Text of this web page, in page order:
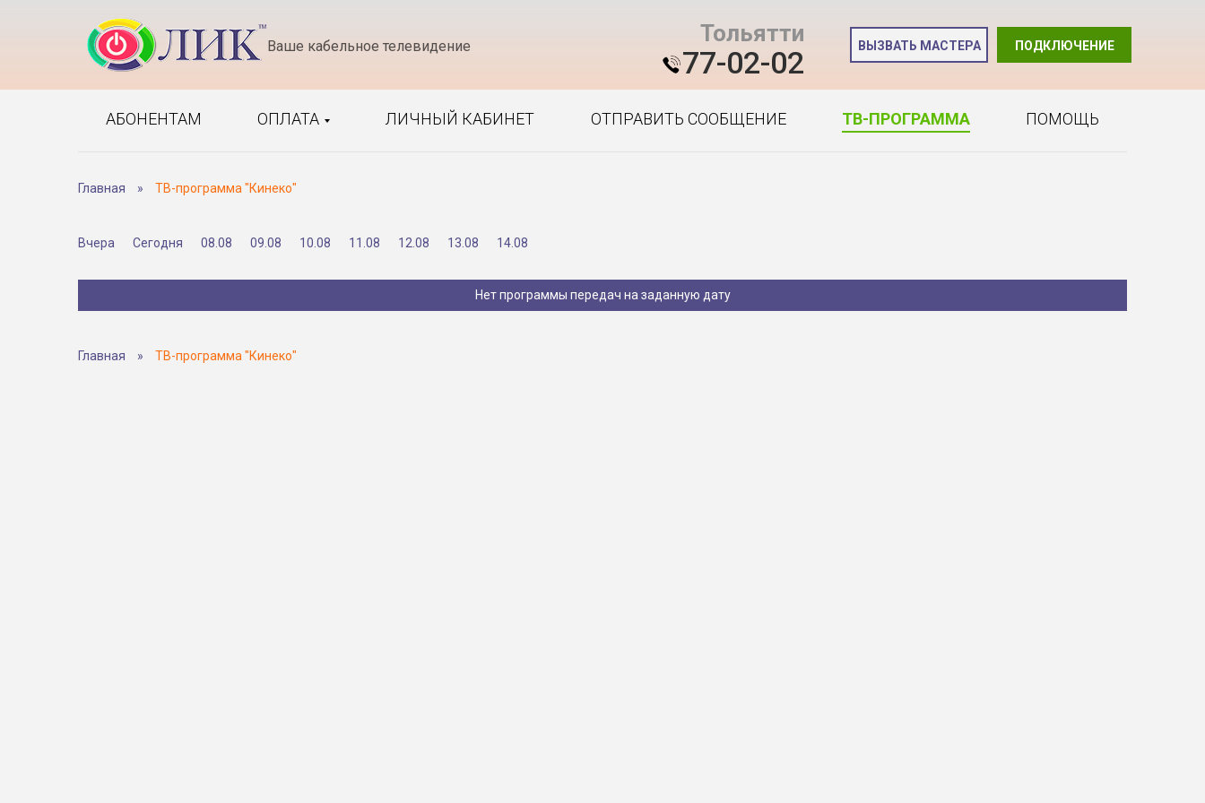
Ваше кабельное телевидение Тольятти
77-02-02 ПОДКЛЮЧЕНИЕ
ВЫЗВАТЬ МАСТЕРА
АБОНЕНТАМ ОПЛАТА ЛИЧНЫЙ КАБИНЕТ ОТПРАВИТЬ СООБЩЕНИЕ ТВ-ПРОГРАММА ПОМОЩЬ
Главная » ТВ-программа "Кинеко"
Вчера Сегодня 08.08 09.08 10.08 11.08 12.08 13.08 14.08
Нет программы передач на заданную дату
Главная » ТВ-программа "Кинеко"